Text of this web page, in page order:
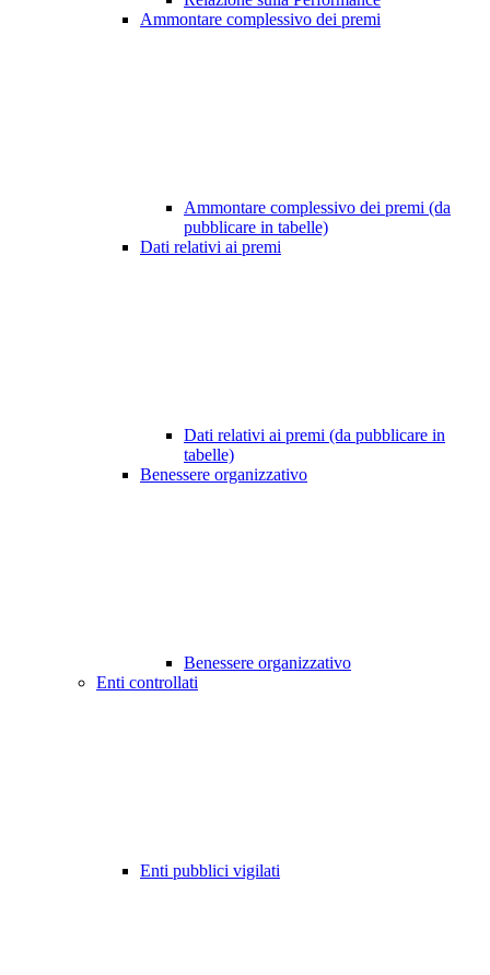
Ammontare complessivo dei premi
Ammontare complessivo dei premi (da
pubblicare in tabelle)
Dati relativi ai premi
Dati relativi ai premi (da pubblicare in
tabelle)
Benessere organizzativo
Benessere organizzativo
Enti controllati
Enti pubblici vigilati